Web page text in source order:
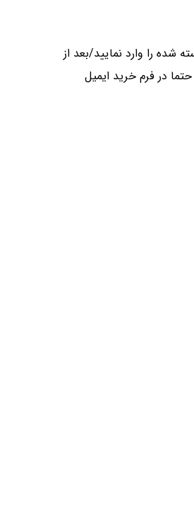
شده را وارد نمایید/بعد از
حتما در فرم خرید ایمیل